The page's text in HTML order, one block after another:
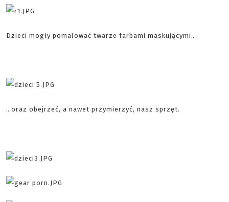
Dzieci mogły pomalować twarze farbami maskującymi…
…oraz obejrzeć, a nawet przymierzyć, nasz sprzęt.